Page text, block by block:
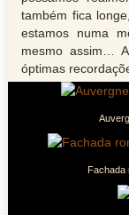
também fica
estamos numa
mesmo assim…
óptimas
Fachada